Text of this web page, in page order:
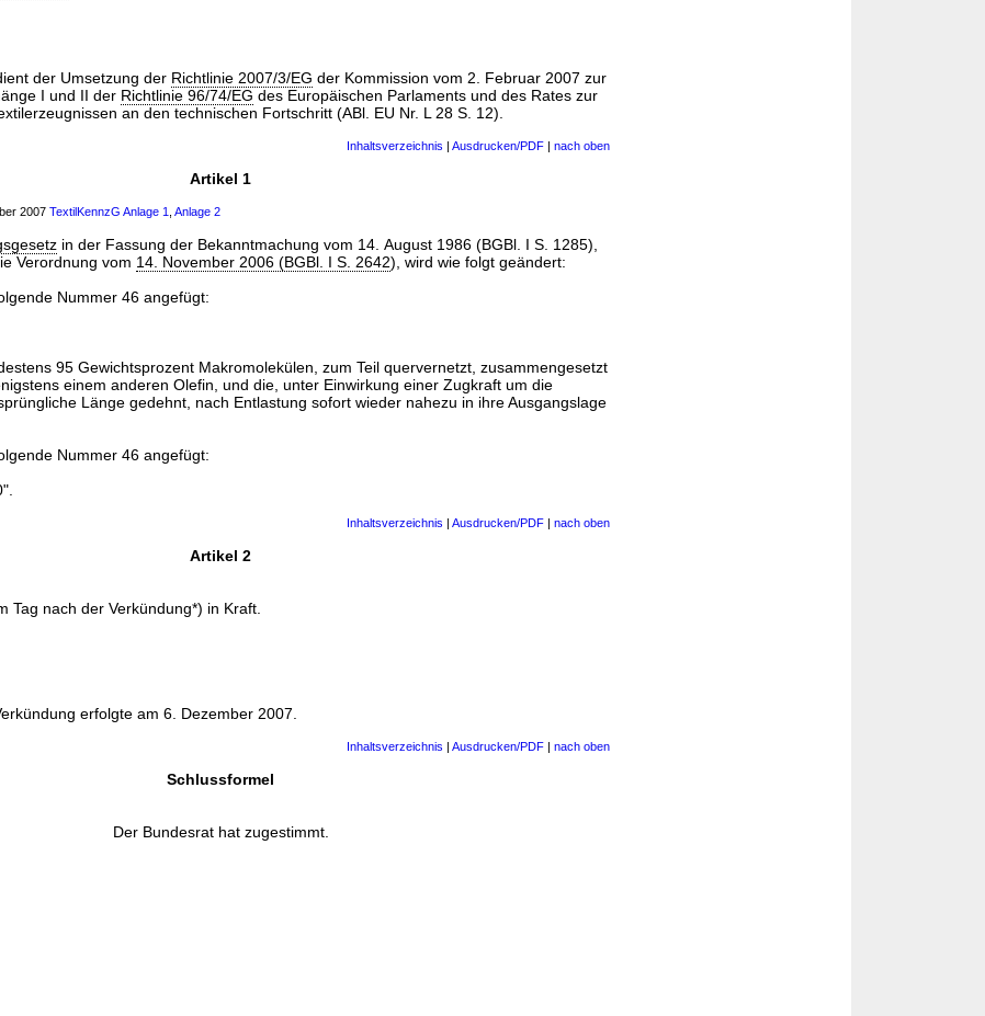
der Umsetzung der Richtlinie 2007/3/EG der Kommission vom 2. Februar 2007 zur
I und II der Richtlinie 96/74/EG des Europäischen Parlaments und des Rates zur
an den technischen Fortschritt (ABl. EU Nr. L 28 S. 12).
Inhaltsverzeichnis | Ausdrucken/PDF | nach oben
Artikel 1
2007 TextilKennzG Anlage 1 Anlage 2
in der Fassung der Bekanntmachung vom 14. August 1986 (BGBl. I S. 1285),
Verordnung vom 14. November 2006 (BGBl. I S. 2642), wird wie folgt geändert:
Nummer 46 angefügt:
95 Gewichtsprozent Makromolekülen, zum Teil quervernetzt, zusammengesetzt
einem anderen Olefin, und die, unter Einwirkung einer Zugkraft um die
Länge gedehnt, nach Entlastung sofort wieder nahezu in ihre Ausgangslage
Nummer 46 angefügt:
Inhaltsverzeichnis | Ausdrucken/PDF | nach oben
Artikel 2
Tag nach der Verkündung*) in Kraft.
erfolgte am 6. Dezember 2007.
Inhaltsverzeichnis | Ausdrucken/PDF | nach oben
Schlussformel
Der Bundesrat hat zugestimmt.